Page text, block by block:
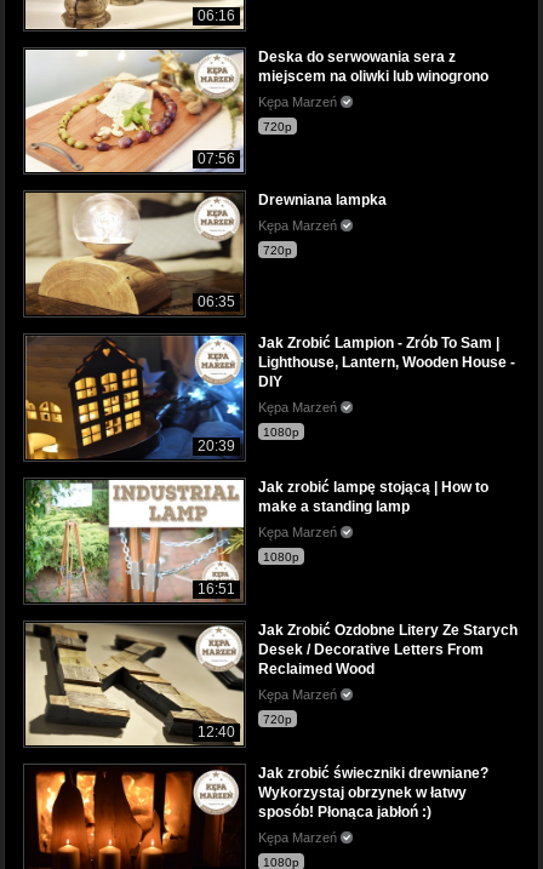
06:16
07:56
Deska do serwowania sera z
miejscem na oliwki lub winogrono
Kępa Marzeń
720p
06:35
Drewniana lampka
Kępa Marzeń
720p
20:39
Jak Zrobić Lampion - Zrób To Sam |
Lighthouse, Lantern, Wooden House -
DIY
Kępa Marzeń
1080p
16:51
Jak zrobić lampę stojącą | How to
make a standing lamp
Kępa Marzeń
1080p
12:40
Jak Zrobić Ozdobne Litery Ze Starych
Desek / Decorative Letters From
Reclaimed Wood
Kępa Marzeń
720p
Jak zrobić świeczniki drewniane?
Wykorzystaj obrzynek w łatwy
sposób! Płonąca jabłoń :)
Kępa Marzeń
1080p